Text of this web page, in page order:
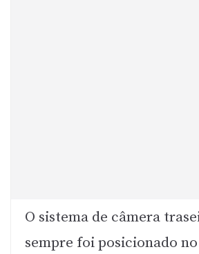
O sistema de câmera
sempre foi posicionado